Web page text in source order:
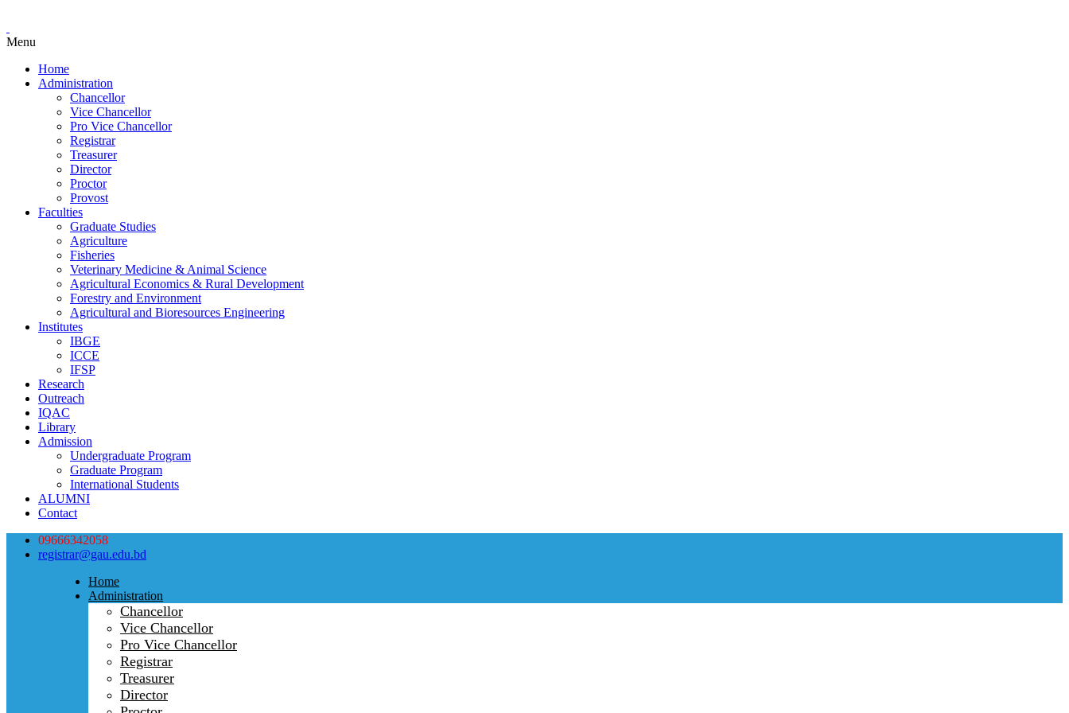
Menu
Home
Administration
Chancellor
Vice Chancellor
Pro Vice Chancellor
Registrar
Treasurer
Director
Proctor
Provost
Faculties
Graduate Studies
Agriculture
Fisheries
Veterinary Medicine & Animal Science
Agricultural Economics & Rural Development
Forestry and Environment
Agricultural and Bioresources Engineering
Institutes
IBGE
ICCE
IFSP
Research
Outreach
IQAC
Library
Admission
Undergraduate Program
Graduate Program
International Students
ALUMNI
Contact
09666342058
registrar@gau.edu.bd
Home
Administration
Chancellor
Vice Chancellor
Pro Vice Chancellor
Registrar
Treasurer
Director